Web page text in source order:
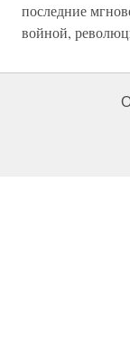
последние
войной,